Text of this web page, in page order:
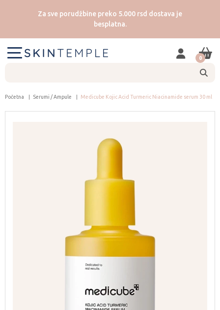
Za sve porudžbine preko 5.000 rsd dostava je
besplatna.
0
Početna Serumi / Ampule Medicube Kojic Acid Turmeric Niacinamide serum 30 ml